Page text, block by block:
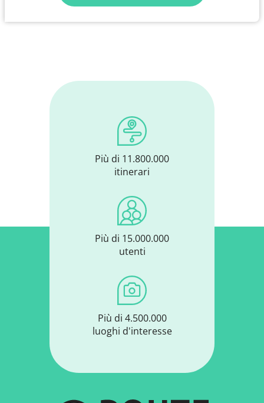
Più di 11.800.000
itinerari
Più di 15.000.000
utenti
Più di 4.500.000
luoghi d'interesse